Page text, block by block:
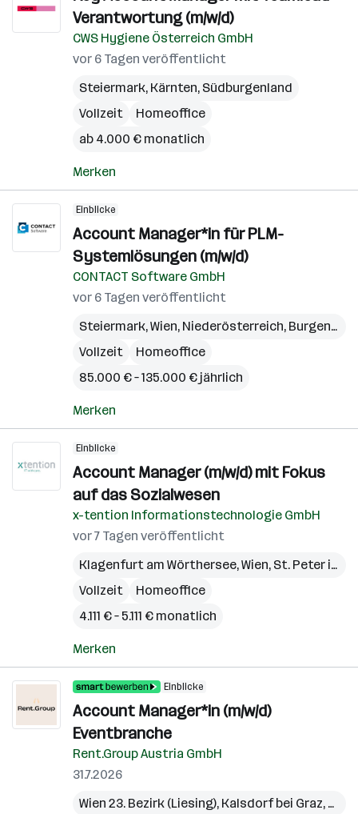
Verantwortung (m/w/d)
CWS Hygiene Österreich GmbH
vor 6 Tagen veröffentlicht
Steiermark, Kärnten, Südburgenland
Vollzeit
Homeoffice
ab 4.000 € monatlich
Merken
Einblicke
Account Manager*in für PLM-
Systemlösungen (m/w/d)
CONTACT Software GmbH
vor 6 Tagen veröffentlicht
Steiermark,Wien, Niederösterreich, Burgenland
Vollzeit
Homeoffice
85.000 € – 135.000 € jährlich
Merken
Einblicke
Account Manager (m/w/d) mit Fokus
auf das Sozialwesen
x-tention Informationstechnologie GmbH
vor 7 Tagen veröffentlicht
Klagenfurt am Wörthersee,Wien, St. Peter in der Au
Vollzeit
Homeoffice
4.111 € – 5.111 € monatlich
Merken
Einblicke
Account Manager*in (m/w/d)
Eventbranche
Rent.Group Austria GmbH
31.7.2026
Wien 23. Bezirk (Liesing), Kalsdorf bei Graz,